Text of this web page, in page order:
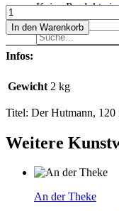
Keine Produkte
Suchen
Der
Hutmann
quantity
In den Warenkorb
Infos:
Gewicht 2 kg
Titel: Der Hutmann,
Weitere
An der Theke